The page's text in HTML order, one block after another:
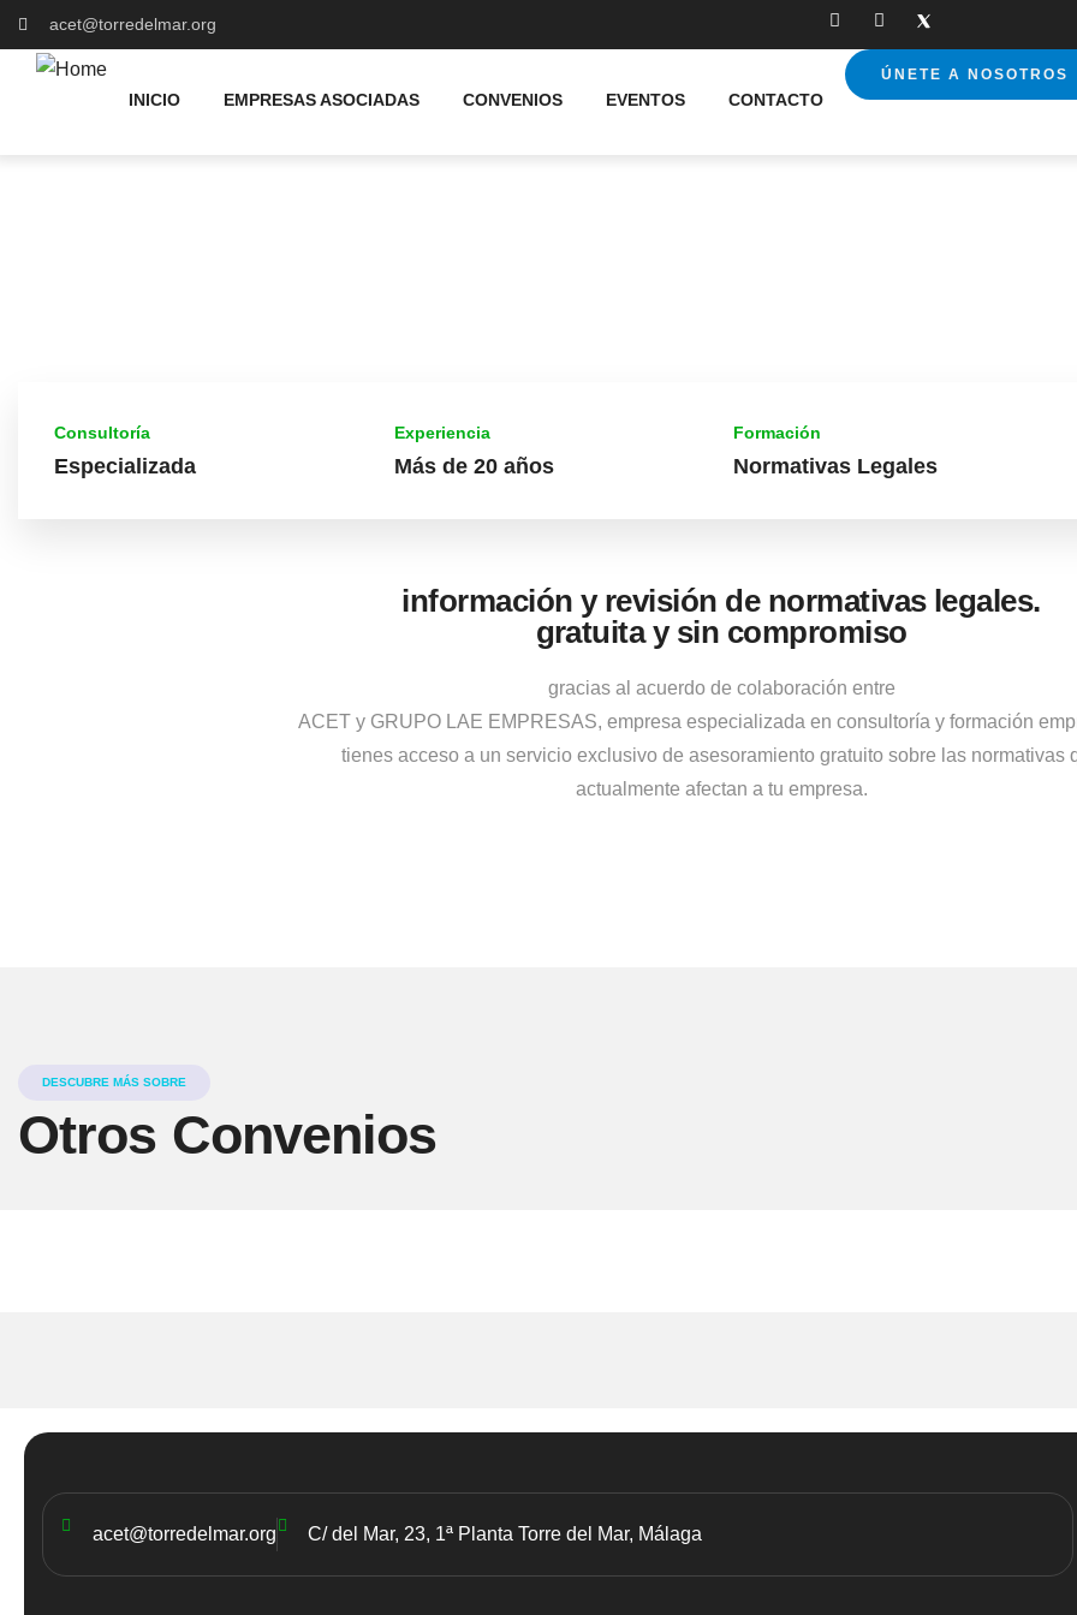
acet@torredelmar.org
INICIO EMPRESAS ASOCIADAS CONVENIOS EVENTOS CONTACTO
ÚNETE A NOSOTROS
Consultoría
Especializada
Experiencia
Más de 20 años
Formación
Normativas Legales
información y revisión de normativas legales.
gratuita y sin compromiso
gracias al acuerdo de colaboración entre
ACET y GRUPO LAE EMPRESAS, empresa especializada en consultoría y formación
tienes acceso a un servicio exclusivo de asesoramiento gratuito sobre las normativas
actualmente afectan a tu empresa.
DESCUBRE MÁS SOBRE
Otros Convenios
acet@torredelmar.org C/ del Mar, 23, 1ª Planta Torre del Mar, Málaga